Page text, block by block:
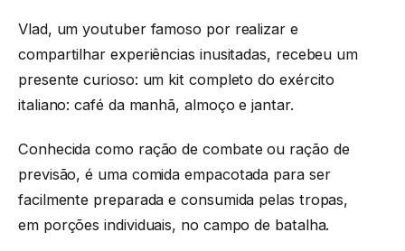
Vlad, um youtuber famoso por realizar e
compartilhar experiências inusitadas, recebeu um
presente curioso: um kit completo do exército
italiano: café da manhã, almoço e jantar.
Conhecida como ração de combate ou ração de
previsão, é uma comida empacotada para ser
facilmente preparada e consumida pelas tropas,
em porções individuais, no campo de batalha.